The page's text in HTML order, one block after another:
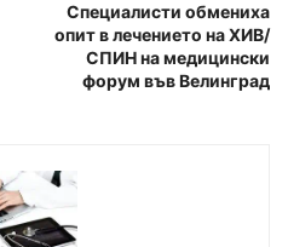
Специалисти обмениха
опит в лечението на ХИВ/
СПИН на медицински
форум във Велинград